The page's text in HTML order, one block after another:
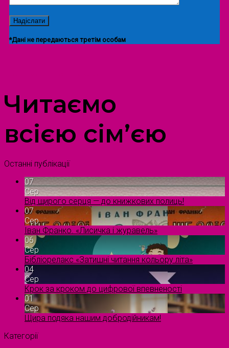
*Дані не передаються третім особам
Читаємо
всією сім’єю
Останні публікації
07
Сер
Від щирого серця — до книжкових полиць!
07
Сер
Іван Франко. «Лисичка і журавель»
06
Сер
Бібліорелакс «Затишні читання кольору літа»
04
Сер
Крок за кроком до цифрової впевненості
01
Сер
Щира подяка нашим добродійникам!
Категорії